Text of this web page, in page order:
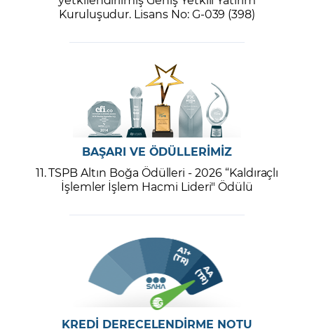
Kuruluşudur. Lisans No: G-039 (398)
BAŞARI VE ÖDÜLLERİMİZ
11. TSPB Altın Boğa Ödülleri - 2026 “Kaldıraçlı
İşlemler İşlem Hacmi Lideri" Ödülü
KREDİ DERECELENDİRME NOTU